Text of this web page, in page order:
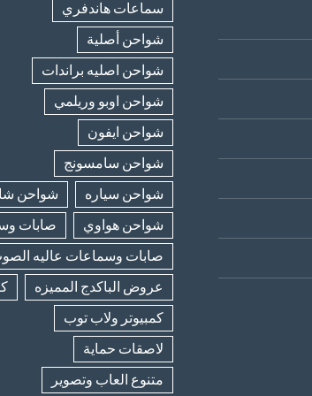
سماعات هاندفري
شواحن أصلية
شواحن اصليه براندات
شواحن اوبو وريلمي
شواحن ايفون
شواحن سامسونج
شواحن سياره
شواحن
شواحن هواوي
صابات
صابات وسماعات عاليه
عروض الباكدج المميزه
كمبيوتر ولاب توب
لاصقات حماية
متنوع العاب وتصوير